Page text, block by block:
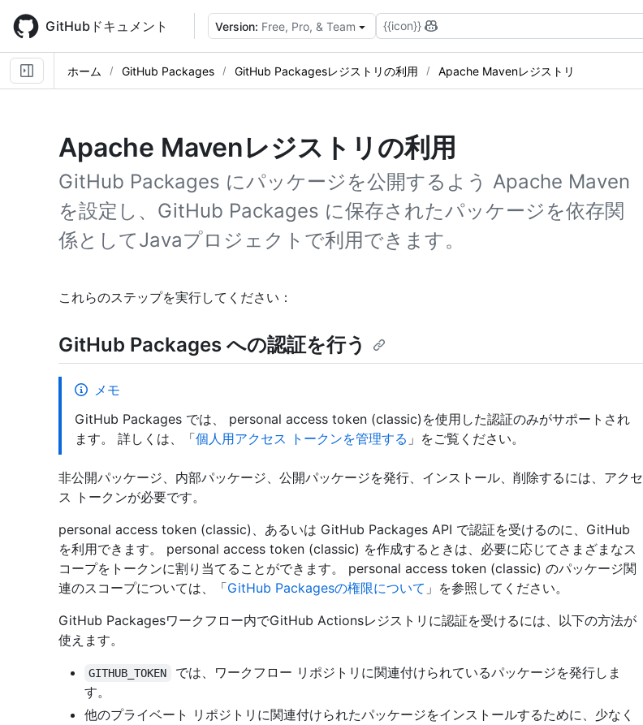
main
content
GitHubドキュメント Version: Free, Pro, & Team {{icon}}
ホーム GitHub Packages GitHub Packagesレジストリの利用 Apache Mavenレジストリ
Apache Mavenレジストリの利用
GitHub Packages にパッケージを公開するよう Apache Maven
を設定し、GitHub Packages に保存されたパッケージを依存関
係としてJavaプロジェクトで利用できます。
これらのステップを実行してください：
GitHub Packages への認証を行う
メモ
GitHub Packages では、 personal access token (classic)を使用した認証のみがサポートされ
ます。 詳しくは、「個人用アクセス トークンを管理する 」をご覧ください。
非公開パッケージ、内部パッケージ、公開パッケージを発行、インストール、削除するには、アクセ
ス トークンが必要です。
personal access token (classic)、あるいは GitHub Packages API で認証を受けるのに、GitHub
を利用できます。 personal access token (classic) を作成するときは、必要に応じてさまざまなス
コープをトークンに割り当てることができます。 personal access token (classic) のパッケージ関
連のスコープについては、「GitHub Packagesの権限について 」を参照してください。
GitHub Packagesワークフロー内でGitHub Actionsレジストリに認証を受けるには、以下の方法が
使えます。
GITHUB_TOKEN
では、ワークフロー リポジトリに関連付けられているパッケージを発行しま
す。
他のプライベート リポジトリに関連付けられたパッケージをインストールするために、少なく